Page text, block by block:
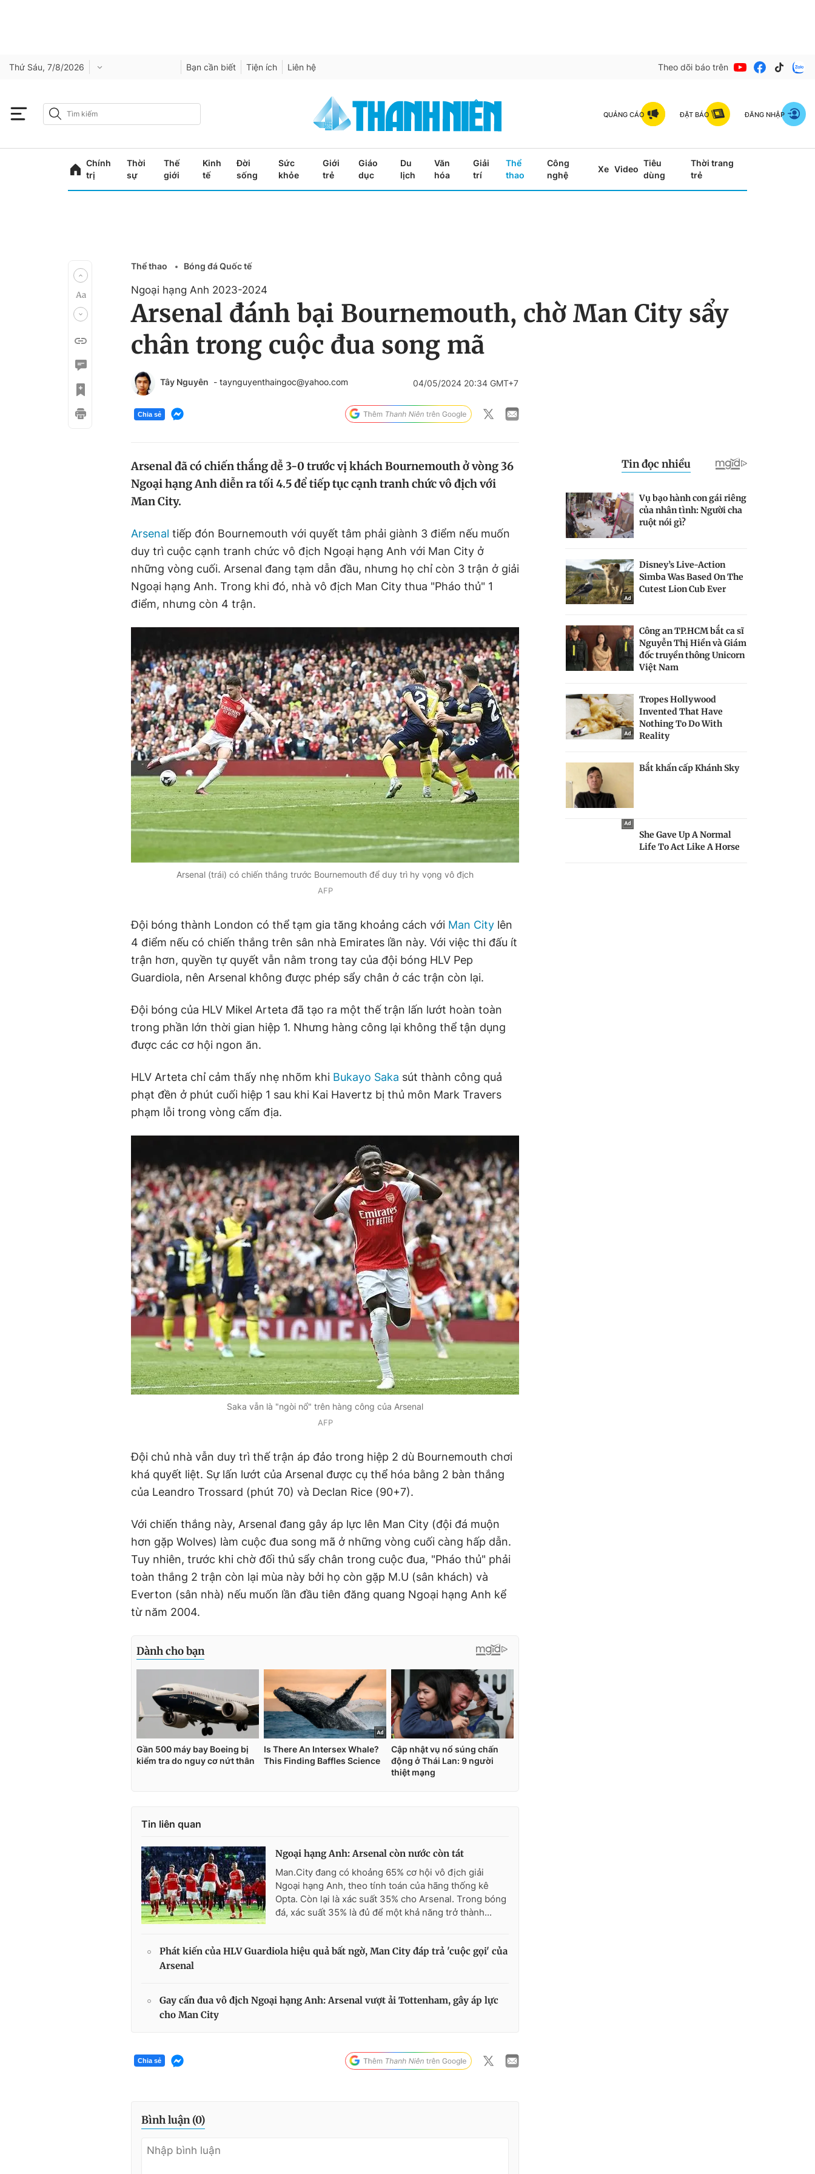
Thứ Sáu, 7/8/2026 Bạn cần biết Tiện ích Liên hệ Theo dõi báo trên
QUẢNG CÁO ĐẶT BÁO ĐĂNG NHẬP
Chính
trị
Thời
sự
Thế
giới
Kinh
tế
Đời
sống
Sức
khỏe
Giới
trẻ
Giáo
dục
Du
lịch
Văn
hóa
Giải
trí
Thể
thao
Công
nghệ
Xe Video
Tiêu
dùng
Thời trang
trẻ
Thể thao Bóng đá Quốc tế
Ngoại hạng Anh 2023-2024
Arsenal đánh bại Bournemouth, chờ Man City sẩy
chân trong cuộc đua song mã
Tây Nguyên - taynguyenthaingoc@yahoo.com 04/05/2024 20:34 GMT+7
Chia sẻ
Arsenal đã có chiến thắng dễ 3-0 trước vị khách Bournemouth ở vòng 36
Ngoại hạng Anh diễn ra tối 4.5 để tiếp tục cạnh tranh chức vô địch với
Man City.
Arsenal tiếp đón Bournemouth với quyết tâm phải giành 3 điểm nếu muốn
duy trì cuộc cạnh tranh chức vô địch Ngoại hạng Anh với Man City ở
những vòng cuối. Arsenal đang tạm dẫn đầu, nhưng họ chỉ còn 3 trận ở giải
Ngoại hạng Anh. Trong khi đó, nhà vô địch Man City thua "Pháo thủ" 1
điểm, nhưng còn 4 trận.
Arsenal (trái) có chiến thắng trước Bournemouth để duy trì hy vọng vô địch
AFP
Đội bóng thành London có thể tạm gia tăng khoảng cách với Man City lên
4 điểm nếu có chiến thắng trên sân nhà Emirates lần này. Với việc thi đấu ít
trận hơn, quyền tự quyết vẫn nằm trong tay của đội bóng HLV Pep
Guardiola, nên Arsenal không được phép sẩy chân ở các trận còn lại.
Đội bóng của HLV Mikel Arteta đã tạo ra một thế trận lấn lướt hoàn toàn
trong phần lớn thời gian hiệp 1. Nhưng hàng công lại không thể tận dụng
được các cơ hội ngon ăn.
HLV Arteta chỉ cảm thấy nhẹ nhõm khi Bukayo Saka sút thành công quả
phạt đền ở phút cuối hiệp 1 sau khi Kai Havertz bị thủ môn Mark Travers
phạm lỗi trong vòng cấm địa.
Saka vẫn là "ngòi nổ" trên hàng công của Arsenal
AFP
Đội chủ nhà vẫn duy trì thế trận áp đảo trong hiệp 2 dù Bournemouth chơi
khá quyết liệt. Sự lấn lướt của Arsenal được cụ thể hóa bằng 2 bàn thắng
của Leandro Trossard (phút 70) và Declan Rice (90+7).
Với chiến thắng này, Arsenal đang gây áp lực lên Man City (đội đá muộn
hơn gặp Wolves) làm cuộc đua song mã ở những vòng cuối càng hấp dẫn.
Tuy nhiên, trước khi chờ đối thủ sẩy chân trong cuộc đua, "Pháo thủ" phải
toàn thắng 2 trận còn lại mùa này bởi họ còn gặp M.U (sân khách) và
Everton (sân nhà) nếu muốn lần đầu tiên đăng quang Ngoại hạng Anh kể
từ năm 2004.
Tin liên quan
Ngoại hạng Anh: Arsenal còn nước còn tát
Man.City đang có khoảng 65% cơ hội vô địch giải
Ngoại hạng Anh, theo tính toán của hãng thống kê
Opta. Còn lại là xác suất 35% cho Arsenal. Trong bóng
đá, xác suất 35% là đủ để một khả năng trở thành...
Phát kiến của HLV Guardiola hiệu quả bất ngờ, Man City đáp trả 'cuộc gọi' của
Arsenal
Gay cấn đua vô địch Ngoại hạng Anh: Arsenal vượt ải Tottenham, gây áp lực
cho Man City
Chia sẻ
Bình luận (0)